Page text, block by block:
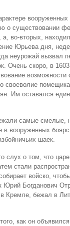
о существовании
во-вторых,
Юрьева дня,
неурожай вызвал
Очень скоро, в
своеволие
Им оставался
самые смелые,
вооруженных
шаек.
слух о том, что
стали
войско,
Юрий Богданович
Кремле, бежал в
как он